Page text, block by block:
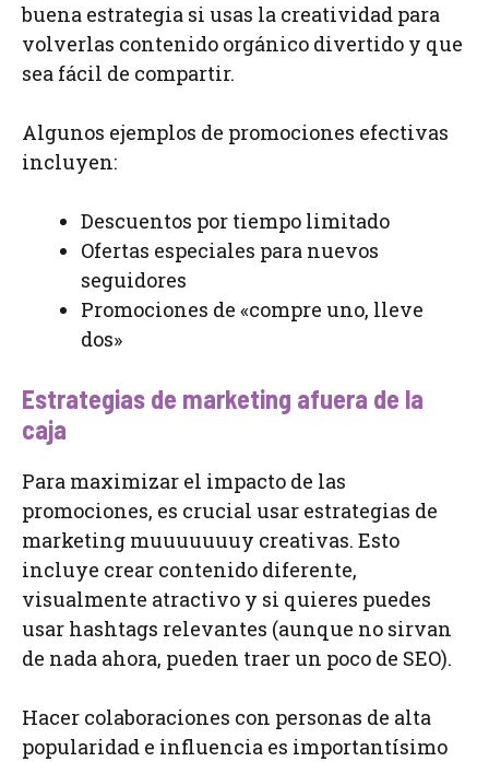
buena estrategia si usas la creatividad para
volverlas contenido orgánico divertido y que
sea fácil de compartir.
Algunos ejemplos de promociones efectivas
incluyen:
Descuentos por tiempo limitado
Ofertas especiales para nuevos
seguidores
Promociones de «compre uno, lleve
dos»
Estrategias de marketing afuera de la
caja
Para maximizar el impacto de las
promociones, es crucial usar estrategias de
marketing muuuuuuuy creativas. Esto
incluye crear contenido diferente,
visualmente atractivo y si quieres puedes
usar hashtags relevantes (aunque no sirvan
de nada ahora, pueden traer un poco de SEO).
Hacer colaboraciones con personas de alta
popularidad e influencia es importantísimo